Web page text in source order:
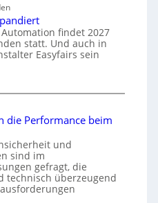
findet 2027
statt. Und auch in
Easyfairs sein
die Performance beim
und
sind im
gefragt, die
technisch überzeugend